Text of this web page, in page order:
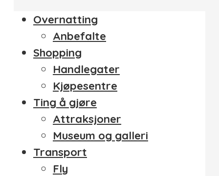
Overnatting
Anbefalte
Shopping
Handlegater
Kjøpesentre
Ting å gjøre
Attraksjoner
Museum og galleri
Transport
Fly